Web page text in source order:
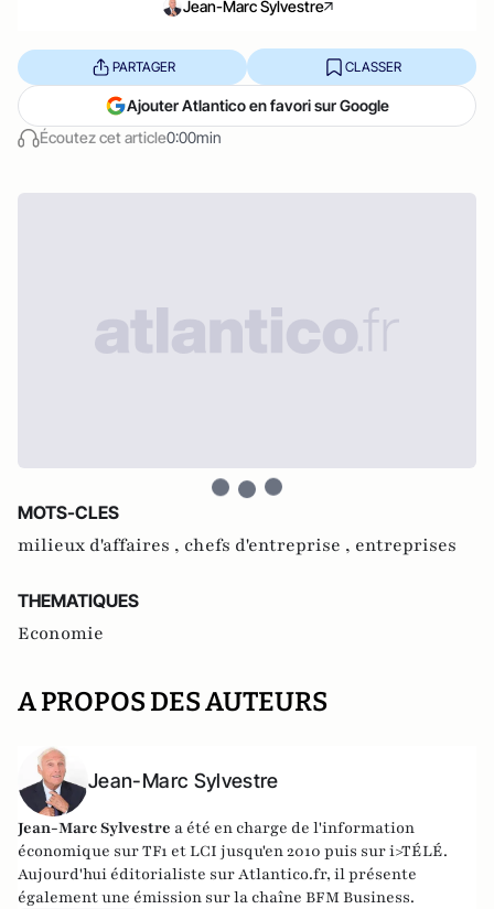
Jean-Marc Sylvestre
Écoutez cet article0:00min
PARTAGER CLASSER
Ajouter Atlantico en favori sur Google
MOTS-CLES
milieux d'affaires , chefs d'entreprise , entreprises
THEMATIQUES
Economie
A PROPOS DES AUTEURS
Jean-Marc Sylvestre
Jean-Marc Sylvestre a été en charge de l'information
économique sur TF1 et LCI jusqu'en 2010 puis sur i>TÉLÉ.
Aujourd'hui éditorialiste sur Atlantico.fr, il présente
également une émission sur la chaîne BFM Business.